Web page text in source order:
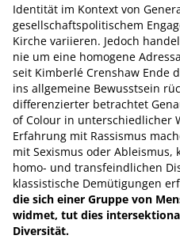
Identität im Kontext von
gesellschaftspolitischem
Kirche variieren. Jedoch
nie um eine homogene
seit Kimberlé Crenshaw Ende
ins allgemeine Bewusstsein
differenzierter betrachtet
of Colour in unterschiedlicher
Erfahrung mit Rassismus
mit Sexismus oder Ableismus,
homo- und transfeindlichen
klassistische Demütigungen
die sich einer Gruppe von
widmet, tut dies
Diversität.